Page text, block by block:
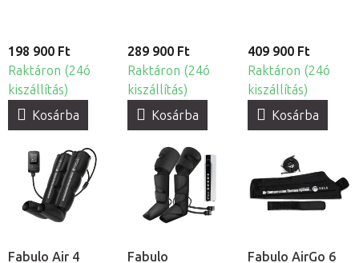
198 900 Ft
Raktáron (24ó
kiszállítás)
Kosárba
289 900 Ft
Raktáron (24ó
kiszállítás)
Kosárba
409 900 Ft
Raktáron (24ó
kiszállítás)
Kosárba
Fabulo Air 4 Fabulo Fabulo AirGo 6